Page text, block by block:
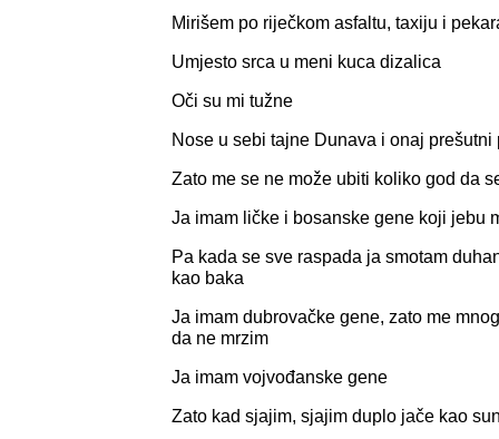
Mirišem po riječkom asfaltu, taxiju i
Umjesto srca u meni kuca dizalica
Oči su mi tužne
Nose u sebi tajne Dunava i onaj
Zato me se ne može ubiti koliko god da
Ja imam ličke i bosanske gene koji jebu
Pa kada se sve raspada ja smotam
kao baka
Ja imam dubrovačke gene, zato me
da ne mrzim
Ja imam vojvođanske gene
Zato kad sjajim, sjajim duplo jače kao